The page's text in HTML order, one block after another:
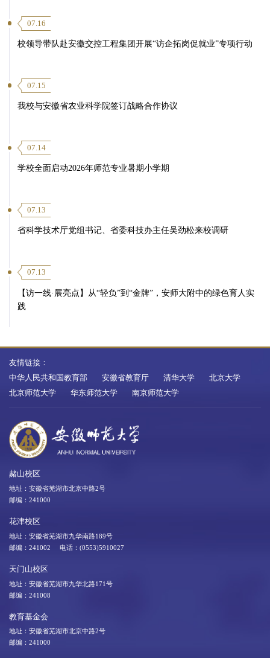
07.16
校领导带队赴安徽交控工程集团开展“访企拓岗促就业”专项行动
07.15
我校与安徽省农业科学院签订战略合作协议
07.14
学校全面启动2026年师范专业暑期小学期
07.13
省科学技术厅党组书记、省委科技办主任吴劲松来校调研
07.13
【访一线·展亮点】从“轻负”到“金牌”，安师大附中的绿色育人实
践
友情链接：
中华人民共和国教育部
安徽省教育厅 清华大学
北京大学
北京师范大学
华东师范大学 南京师范大学
赭山校区
地址：安徽省芜湖市北京中路2号
邮编：241000
花津校区
地址：安徽省芜湖市九华南路189号
邮编：241002 电话：(0553)5910027
天门山校区
地址：安徽省芜湖市九华北路171号
邮编：241008
教育基金会
地址：安徽省芜湖市北京中路2号
邮编：241000